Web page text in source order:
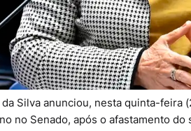
Silva anunciou, nesta quinta-feira
no Senado, após o afastamento